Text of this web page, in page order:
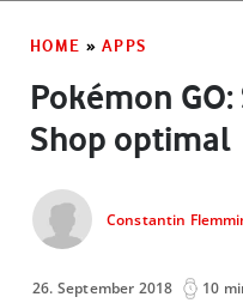
HOME » APPS
Pokémon
Shop optimal
Constantin
26. September 2018 10